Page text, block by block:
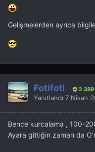
Gelişmelerden ayrıca
Fotifoti 2.389
Yanıtlandı 7 Nisan
Bence kurcalama , 100-
Ayara gittiğin zaman da